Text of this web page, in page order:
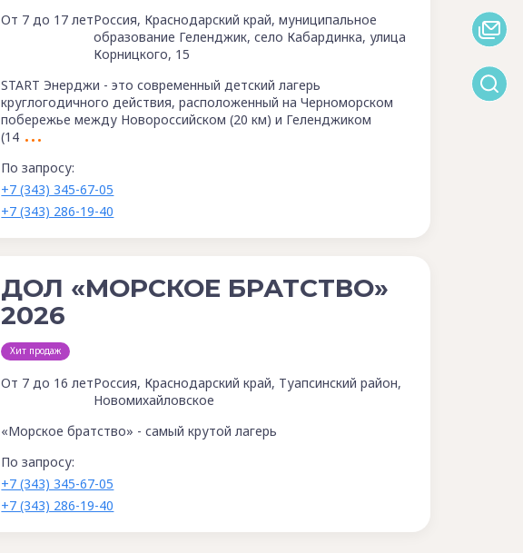
От 7 до 17 летРоссия, Краснодарский край, муниципальное
образование Геленджик, село Кабардинка, улица
Корницкого, 15
START Энерджи - это современный детский лагерь
круглогодичного действия, расположенный на Черноморском
побережье между Новороссийском (20 км) и Геленджиком
(14
По запросу:
+7 (343) 345-67-05
+7 (343) 286-19-40
ДОЛ «МОРСКОЕ БРАТСТВО»
2026
Хит продаж
От 7 до 16 летРоссия, Краснодарский край, Туапсинский район,
Новомихайловское
«Морское братство» - самый крутой лагерь
По запросу:
+7 (343) 345-67-05
+7 (343) 286-19-40